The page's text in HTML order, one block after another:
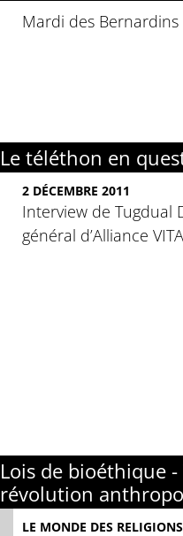
Mardi des
Le téléthon en
2 DÉCEMBRE 2011
Interview de Tugdual
général d’Alliance
Lois de bioéthique
révolution
LE MONDE DES